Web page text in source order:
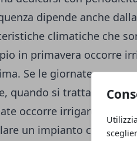
dipende anche dalla
climatiche che
in primavera occorre
Se le giornate sono
quando si tratta di cielo
occorre irrigare ogni
un impianto con